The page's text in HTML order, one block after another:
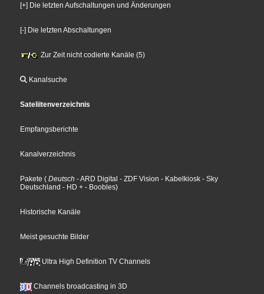
[+] Die letzten Aufschaltungen und Änderungen
[-] Die letzten Abschaltungen
Zur Zeit nicht codierte Kanäle (5)
Kanalsuche
Sateliitenverzeichnis
Empfangsberichte
Kanalverzeichnis
Pakete ( Deutsch - ARD Digital - ZDF Vision - Kabelkiosk - Sky
Deutschland - HD + - Boobles)
Historische Kanäle
Meist gesuchte Bilder
Ultra High Definition TV Channels
Channels broadcasting in 3D